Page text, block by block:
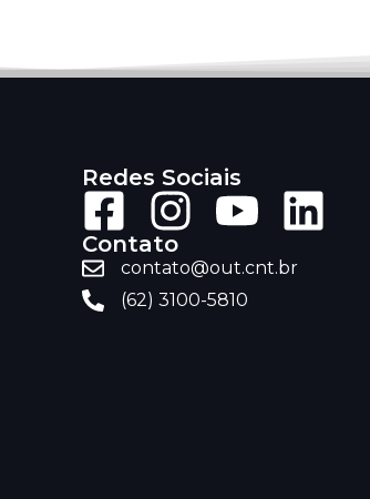
Redes Sociais
Contato
contato@out.cnt.br
(62) 3100-5810